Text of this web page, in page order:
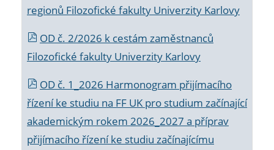
regionů Filozofické fakulty Univerzity Karlovy
OD č. 2/2026 k cestám zaměstnanců
Filozofické fakulty Univerzity Karlovy
OD č. 1_2026 Harmonogram přijímacího
řízení ke studiu na FF UK pro studium začínající
akademickým rokem 2026_2027 a příprav
přijímacího řízení ke studiu začínajícímu